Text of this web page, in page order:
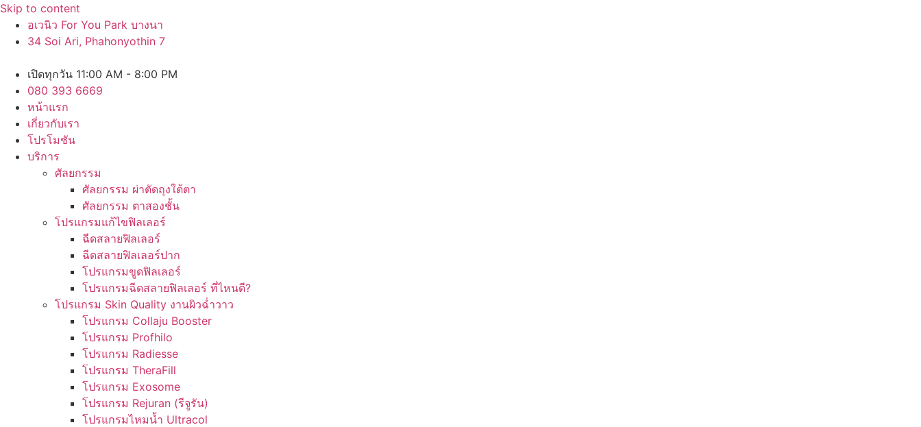
Skip to content
อเวนิว For You Park บางนา
34 Soi Ari, Phahonyothin 7
เปิดทุกวัน 11:00 AM - 8:00 PM
080 393 6669
หน้าแรก
เกี่ยวกับเรา
โปรโมชัน
บริการ
ศัลยกรรม
ศัลยกรรม ผ่าตัดถุงใต้ตา
ศัลยกรรม ตาสองชั้น
โปรแกรมแก้ไขฟิลเลอร์
ฉีดสลายฟิลเลอร์
ฉีดสลายฟิลเลอร์ปาก
โปรแกรมขูดฟิลเลอร์
โปรแกรมฉีดสลายฟิลเลอร์ ที่ไหนดี?
โปรแกรม Skin Quality งานผิวฉ่ำวาว
โปรแกรม Collaju Booster
โปรแกรม Profhilo
โปรแกรม Radiesse
โปรแกรม TheraFill
โปรแกรม Exosome
โปรแกรม Rejuran (รีจูรัน)
โปรแกรมไหมน้ำ Ultracol